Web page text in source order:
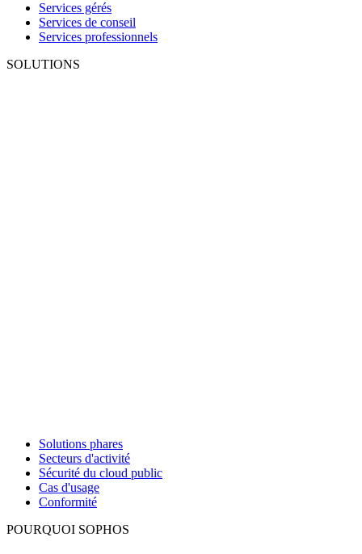
Services gérés
Services de conseil
Services professionnels
SOLUTIONS
Solutions phares
Secteurs d'activité
Sécurité du cloud public
Cas d'usage
Conformité
POURQUOI SOPHOS